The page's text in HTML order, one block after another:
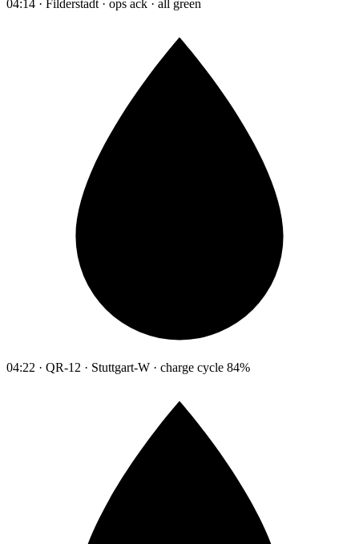
04:14 · Filderstadt · ops ack · all green
04:22 · QR-12 · Stuttgart-W · charge cycle 84%